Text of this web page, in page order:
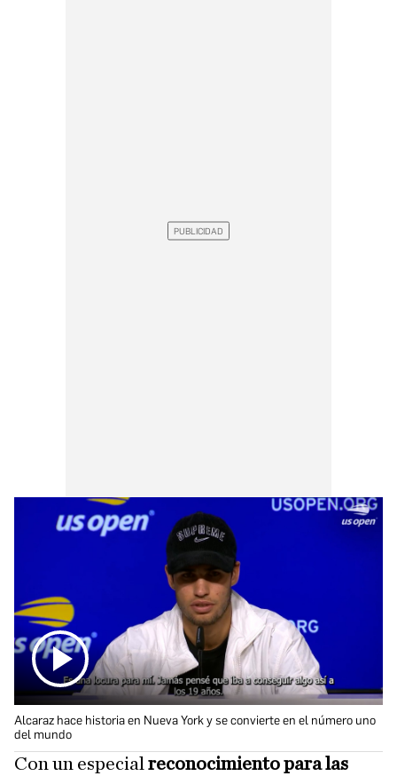
Alcaraz hace historia en Nueva York y se convierte en el número uno
del mundo
Con un especial reconocimiento para las